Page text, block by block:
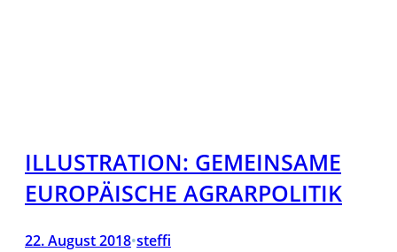
ILLUSTRATION: GEMEINSAME
EUROPÄISCHE AGRARPOLITIK
22. August 2018•steffi